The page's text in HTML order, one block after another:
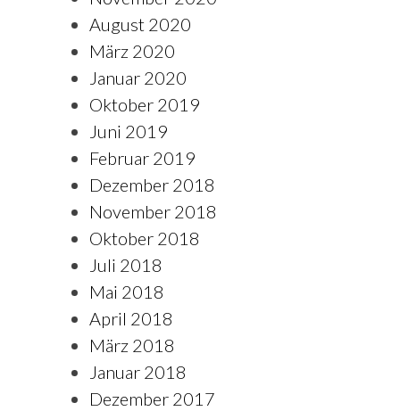
August 2020
März 2020
Januar 2020
Oktober 2019
Juni 2019
Februar 2019
Dezember 2018
November 2018
Oktober 2018
Juli 2018
Mai 2018
April 2018
März 2018
Januar 2018
Dezember 2017